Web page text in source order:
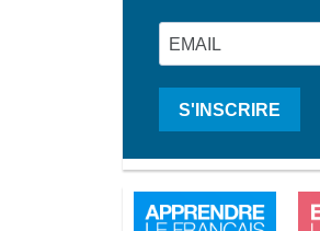
S'INSCRIRE